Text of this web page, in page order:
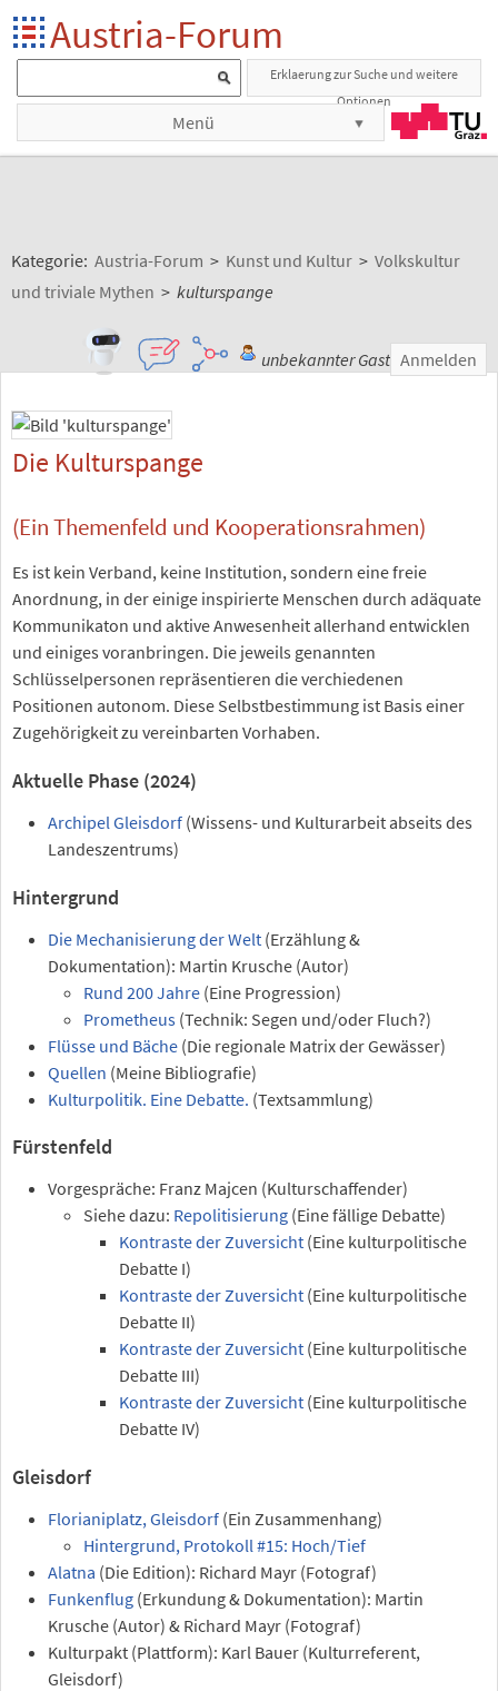
Austria-Forum
Erklaerung zur Suche und weitere
Optionen
Menü
Kategorie: Austria-Forum > Kunst und Kultur > Volkskultur
und triviale Mythen > kulturspange
unbekannter Gast Anmelden
Die Kulturspange
(Ein Themenfeld und Kooperationsrahmen)
Es ist kein Verband, keine Institution, sondern eine freie
Anordnung, in der einige inspirierte Menschen durch adäquate
Kommunikaton und aktive Anwesenheit allerhand entwicklen
und einiges voranbringen. Die jeweils genannten
Schlüsselpersonen repräsentieren die verchiedenen
Positionen autonom. Diese Selbstbestimmung ist Basis einer
Zugehörigkeit zu vereinbarten Vorhaben.
Aktuelle Phase (2024)
Archipel Gleisdorf (Wissens- und Kulturarbeit abseits des
Landeszentrums)
Hintergrund
Die Mechanisierung der Welt (Erzählung &
Dokumentation): Martin Krusche (Autor)
Rund 200 Jahre (Eine Progression)
Prometheus (Technik: Segen und/oder Fluch?)
Flüsse und Bäche (Die regionale Matrix der Gewässer)
Quellen (Meine Bibliografie)
Kulturpolitik. Eine Debatte. (Textsammlung)
Fürstenfeld
Vorgespräche: Franz Majcen (Kulturschaffender)
Siehe dazu: Repolitisierung (Eine fällige Debatte)
Kontraste der Zuversicht (Eine kulturpolitische
Debatte I)
Kontraste der Zuversicht (Eine kulturpolitische
Debatte II)
Kontraste der Zuversicht (Eine kulturpolitische
Debatte III)
Kontraste der Zuversicht (Eine kulturpolitische
Debatte IV)
Gleisdorf
Florianiplatz, Gleisdorf (Ein Zusammenhang)
Hintergrund, Protokoll #15: Hoch/Tief
Alatna (Die Edition): Richard Mayr (Fotograf)
Funkenflug (Erkundung & Dokumentation): Martin
Krusche (Autor) & Richard Mayr (Fotograf)
Kulturpakt (Plattform): Karl Bauer (Kulturreferent,
Gleisdorf)